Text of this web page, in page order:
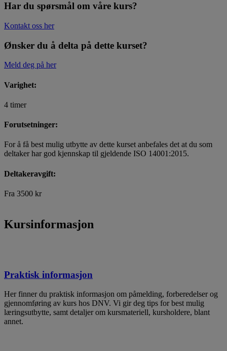
Har du spørsmål om våre kurs?
Kontakt oss her
Ønsker du å delta på dette kurset?
Meld deg på her
Varighet:
4 timer
Forutsetninger:
For å få best mulig utbytte av dette kurset anbefales det at du som
deltaker har god kjennskap til gjeldende ISO 14001:2015.
Deltakeravgift:
Fra 3500 kr
Kursinformasjon
Praktisk informasjon
Her finner du praktisk informasjon om påmelding, forberedelser og
gjennomføring av kurs hos DNV. Vi gir deg tips for best mulig
læringsutbytte, samt detaljer om kursmateriell, kursholdere, blant
annet.